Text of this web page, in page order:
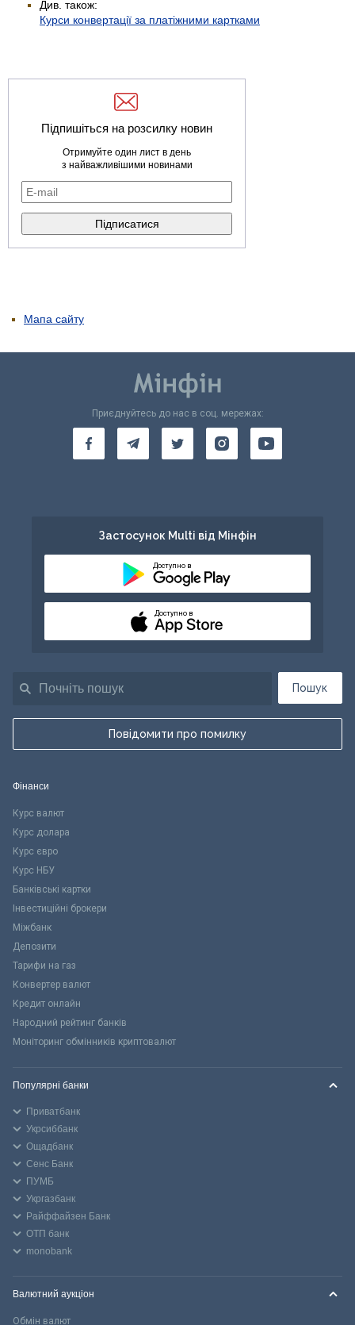
Див. також:
Курси конвертації за платіжними картками
Підпишіться на розсилку новин
Отримуйте один лист в день
з найважливішими новинами
Мапа сайту
Пошук
Повідомити про помилку
Приєднуйтесь до нас в соц. мережах:
Застосунок Multi від Мінфін
Доступно в
Доступно в
Фінанси
Курс валют
Курс долара
Курс євро
Курс НБУ
Банківські картки
Інвестиційні брокери
Міжбанк
Депозити
Тарифи на газ
Конвертер валют
Кредит онлайн
Народний рейтинг банків
Моніторинг обмінників криптовалют
Популярні банки
Приватбанк
Укрсиббанк
Ощадбанк
Сенс Банк
ПУМБ
Укргазбанк
Райффайзен Банк
ОТП банк
monobank
Валютний аукціон
Обмін валют